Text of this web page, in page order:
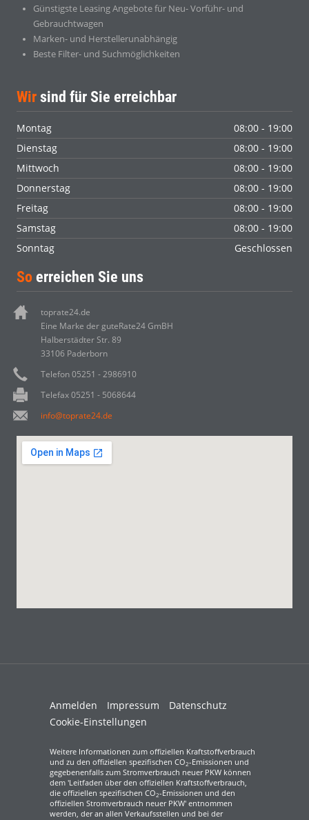
Günstigste Leasing Angebote für Neu- Vorführ- und
Gebrauchtwagen
Marken- und Herstellerunabhängig
Beste Filter- und Suchmöglichkeiten
Wir sind für Sie erreichbar
Montag
08:00 - 19:00
Dienstag
08:00 - 19:00
Mittwoch
08:00 - 19:00
Donnerstag
08:00 - 19:00
Freitag
08:00 - 19:00
Samstag
08:00 - 19:00
Sonntag
Geschlossen
So erreichen Sie uns
toprate24.de
Eine Marke der guteRate24 GmBH
Halberstädter Str. 89
33106 Paderborn
Telefon 05251 - 2986910
Telefax 05251 - 5068644
info@toprate24.de
Anmelden Impressum
Datenschutz
Cookie-Einstellungen
Weitere Informationen zum offiziellen Kraftstoffverbrauch
und zu den offiziellen spezifischen CO2-Emissionen und
gegebenenfalls zum Stromverbrauch neuer PKW können
dem 'Leitfaden über den offiziellen Kraftstoffverbrauch,
die offiziellen spezifischen CO2-Emissionen und den
offiziellen Stromverbrauch neuer PKW' entnommen
werden, der an allen Verkaufsstellen und bei der